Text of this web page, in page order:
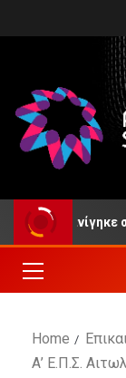
πνίγηκε σε
Home
Α’ Ε.Π.Σ.